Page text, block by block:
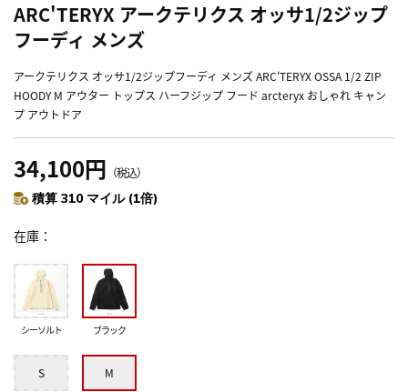
ARC'TERYX アークテリクス オッサ1/2ジップ
フーディ メンズ
アークテリクス オッサ1/2ジップフーディ メンズ ARC'TERYX OSSA 1/2 ZIP
HOODY M アウター トップス ハーフジップ フード arcteryx おしゃれ キャン
プ アウトドア
34,100円 （税込）
積算 310 マイル (1倍)
在庫
シーソルト ブラック
S M